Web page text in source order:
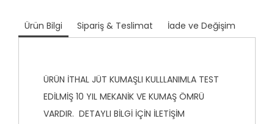
Ürün Bilgi Sipariş & Teslimat İade ve Değişim
ÜRÜN İTHAL JÜT KUMAŞLI KULLLANIMLA TEST
EDİLMİŞ 10 YIL MEKANİK VE KUMAŞ ÖMRÜ
VARDIR. DETAYLI BİLGİ İÇİN İLETİŞİM